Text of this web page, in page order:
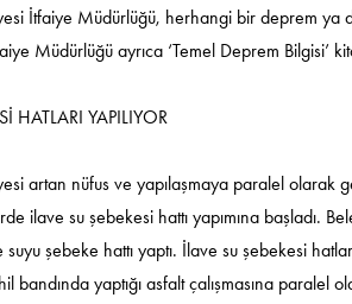
İtfaiye Müdürlüğü, herhangi bir deprem ya
Müdürlüğü ayrıca ‘Temel Deprem Bilgisi’
HATLARI YAPILIYOR
artan nüfus ve yapılaşmaya paralel olarak
ilave su şebekesi hattı yapımına başladı.
suyu şebeke hattı yaptı. İlave su şebekesi
bandında yaptığı asfalt çalışmasına paralel